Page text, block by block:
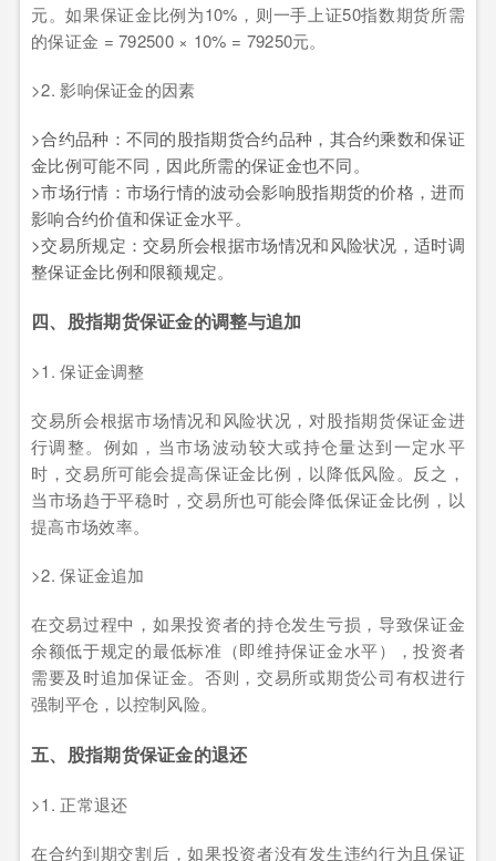
元。如果保证金比例为10%，则一手上证50指数期货所需
的保证金 = 792500 × 10% = 79250元。
>2. 影响保证金的因素
>合约品种：不同的股指期货合约品种，其合约乘数和保证
金比例可能不同，因此所需的保证金也不同。
>市场行情：市场行情的波动会影响股指期货的价格，进而
影响合约价值和保证金水平。
>交易所规定：交易所会根据市场情况和风险状况，适时调
整保证金比例和限额规定。
四、股指期货保证金的调整与追加
>1. 保证金调整
交易所会根据市场情况和风险状况，对股指期货保证金进
行调整。例如，当市场波动较大或持仓量达到一定水平
时，交易所可能会提高保证金比例，以降低风险。反之，
当市场趋于平稳时，交易所也可能会降低保证金比例，以
提高市场效率。
>2. 保证金追加
在交易过程中，如果投资者的持仓发生亏损，导致保证金
余额低于规定的最低标准（即维持保证金水平），投资者
需要及时追加保证金。否则，交易所或期货公司有权进行
强制平仓，以控制风险。
五、股指期货保证金的退还
>1. 正常退还
在合约到期交割后，如果投资者没有发生违约行为且保证